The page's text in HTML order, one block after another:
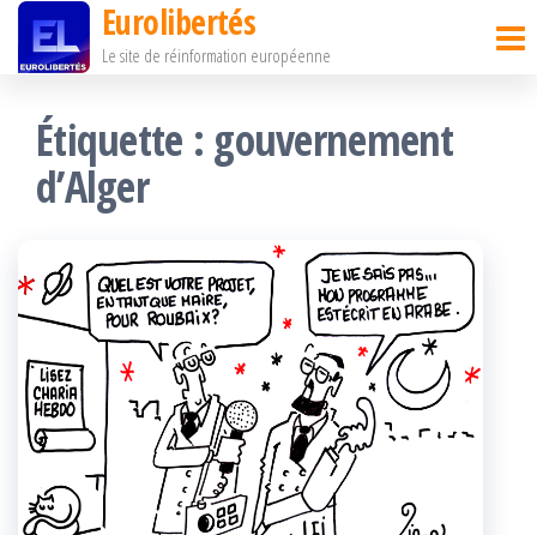
Passer
contenu
Eurolibertés
Le site de réinformation européenne
Étiquette : gouvernement
d’Alger